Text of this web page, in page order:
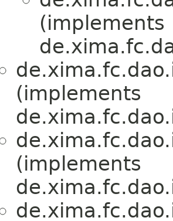
(implements
(implements
(implements